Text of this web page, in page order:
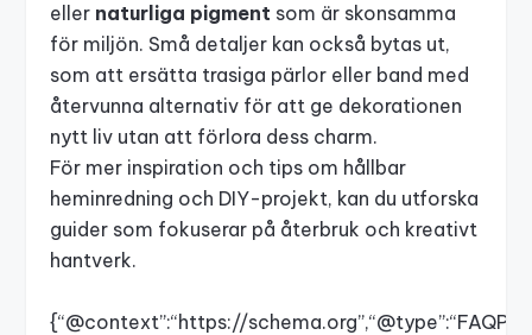
eller naturliga pigment som är skonsamma
för miljön. Små detaljer kan också bytas ut,
som att ersätta trasiga pärlor eller band med
återvunna alternativ för att ge dekorationen
nytt liv utan att förlora dess charm.
För mer inspiration och tips om hållbar
heminredning och DIY-projekt, kan du utforska
guider som fokuserar på återbruk och kreativt
hantverk.
{“@context”:“https://